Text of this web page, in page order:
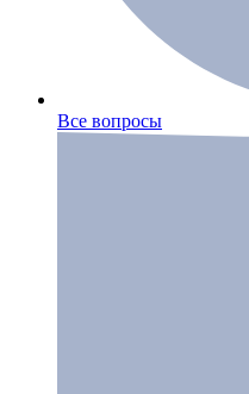
Все вопросы